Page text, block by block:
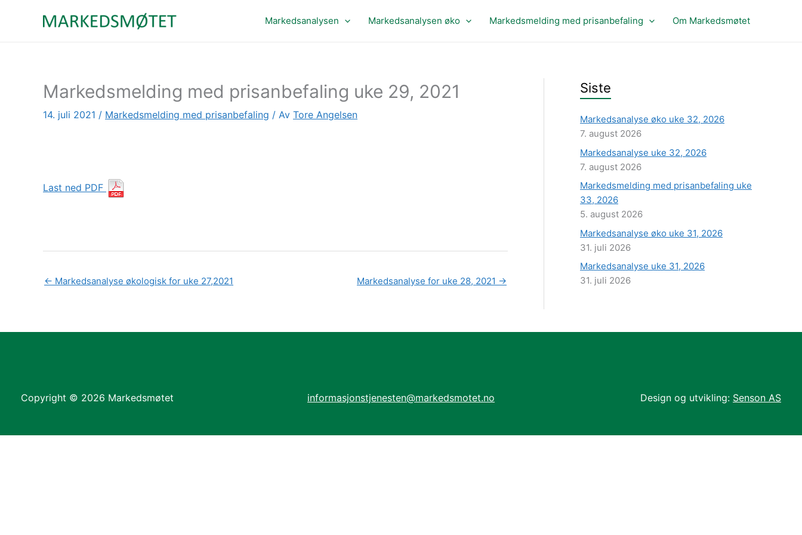
Markedsanalysen Markedsanalysen øko Markedsmelding med prisanbefaling Om Markedsmøtet
Markedsmelding med prisanbefaling uke 29, 2021
14. juli 2021 / Markedsmelding med prisanbefaling / Av Tore Angelsen
Last ned PDF
← Markedsanalyse økologisk for uke 27,2021 Markedsanalyse for uke 28, 2021 →
Siste
Markedsanalyse øko uke 32, 2026
7. august 2026
Markedsanalyse uke 32, 2026
7. august 2026
Markedsmelding med prisanbefaling uke
33, 2026
5. august 2026
Markedsanalyse øko uke 31, 2026
31. juli 2026
Markedsanalyse uke 31, 2026
31. juli 2026
Copyright © 2026 Markedsmøtet informasjonstjenesten@markedsmotet.no Design og utvikling: Senson AS